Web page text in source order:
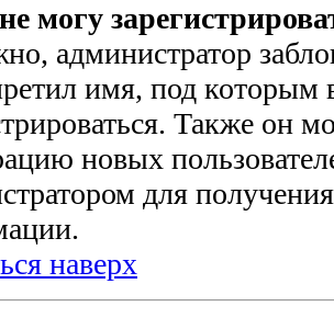
могу
администратор
имя, под которым
Также он
новых
для
наверх